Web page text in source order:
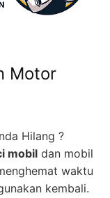
Motor
Hilang ?
mobil dan mobil
waktu
kembali.